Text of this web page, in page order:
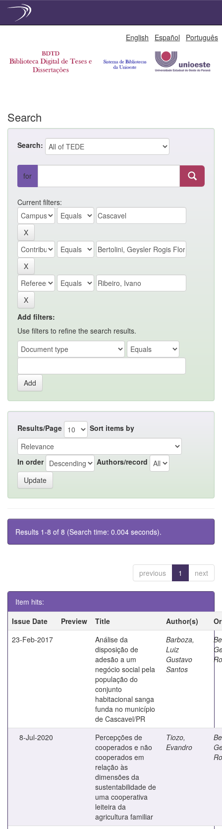
English Español Português
Search
Search:
for
Current filters:
Add filters:
Use filters to refine the search results.
Results/Page Sort items by
In order Authors/record
Results 1-8 of 8 (Search time: 0.004 seconds).
previous 1 next
Item hits:
Issue Date
Preview Title Author(s)
23-Feb-2017
Análise da
disposição de
adesão a um
negócio social pela
população do
conjunto
habitacional sanga
funda no município
de Cascavel/PR
Barboza,
Luiz
Gustavo
Santos
8-Jul-2020
Percepções de
cooperados e não
cooperados em
relação às
dimensões da
sustentabilidade de
uma cooperativa
leiteira da
agricultura familiar
Tiozo,
Evandro